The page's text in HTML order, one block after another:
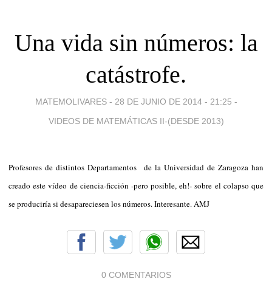
Una vida sin números: la
catástrofe.
MATEMOLIVARES - 28 DE JUNIO DE 2014 - 21:25 -
VIDEOS DE MATEMÁTICAS II-(DESDE 2013)
Profesores de distintos Departamentos de la Universidad de Zaragoza han
creado este vídeo de ciencia-ficción -pero posible, eh!- sobre el colapso que
se produciría si desapareciesen los números. Interesante. AMJ
0 COMENTARIOS